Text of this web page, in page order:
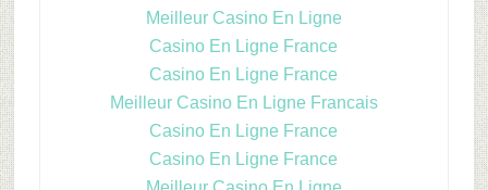
Meilleur Casino En Ligne
Casino En Ligne France
Casino En Ligne France
Meilleur Casino En Ligne Francais
Casino En Ligne France
Casino En Ligne France